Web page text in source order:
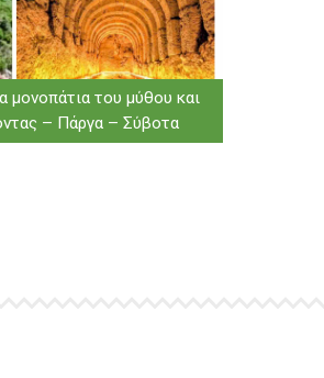
μονοπάτια του μύθου και
– Πάργα – Σύβοτα